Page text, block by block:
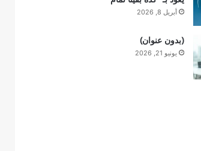
أبريل 8, 2026
(بدون عنوان)
يونيو 21, 2026